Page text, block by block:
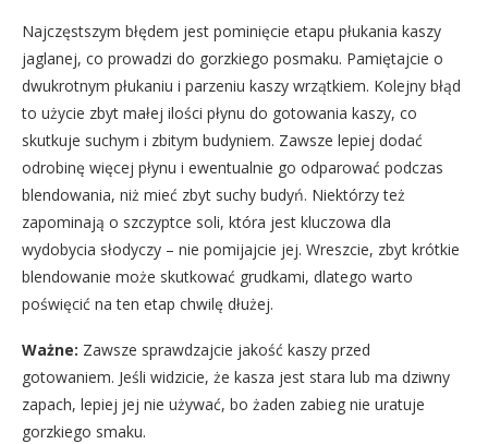
Najczęstszym błędem jest pominięcie etapu płukania kaszy
jaglanej, co prowadzi do gorzkiego posmaku. Pamiętajcie o
dwukrotnym płukaniu i parzeniu kaszy wrzątkiem. Kolejny błąd
to użycie zbyt małej ilości płynu do gotowania kaszy, co
skutkuje suchym i zbitym budyniem. Zawsze lepiej dodać
odrobinę więcej płynu i ewentualnie go odparować podczas
blendowania, niż mieć zbyt suchy budyń. Niektórzy też
zapominają o szczyptce soli, która jest kluczowa dla
wydobycia słodyczy – nie pomijajcie jej. Wreszcie, zbyt krótkie
blendowanie może skutkować grudkami, dlatego warto
poświęcić na ten etap chwilę dłużej.
Ważne: Zawsze sprawdzajcie jakość kaszy przed
gotowaniem. Jeśli widzicie, że kasza jest stara lub ma dziwny
zapach, lepiej jej nie używać, bo żaden zabieg nie uratuje
gorzkiego smaku.